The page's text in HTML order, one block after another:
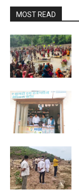
MOST READ